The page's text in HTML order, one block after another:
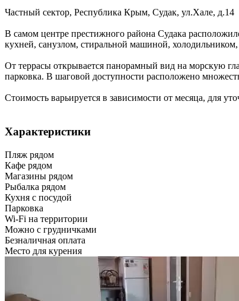
Частный сектор, Республика Крым, Судак, ул.Хале, д.14
В самом центре престижного района Судака
кухней, санузлом, стиральной машиной,
От террасы открывается панорамный вид на морскую
парковка. В шаговой доступности расположено
Стоимость варьируется в зависимости от месяца, для
Характеристики
Пляж рядом
Кафе рядом
Магазины рядом
Рыбалка рядом
Кухня с посудой
Парковка
Wi-Fi на территории
Можно с грудничками
Безналичная оплата
Место для курения